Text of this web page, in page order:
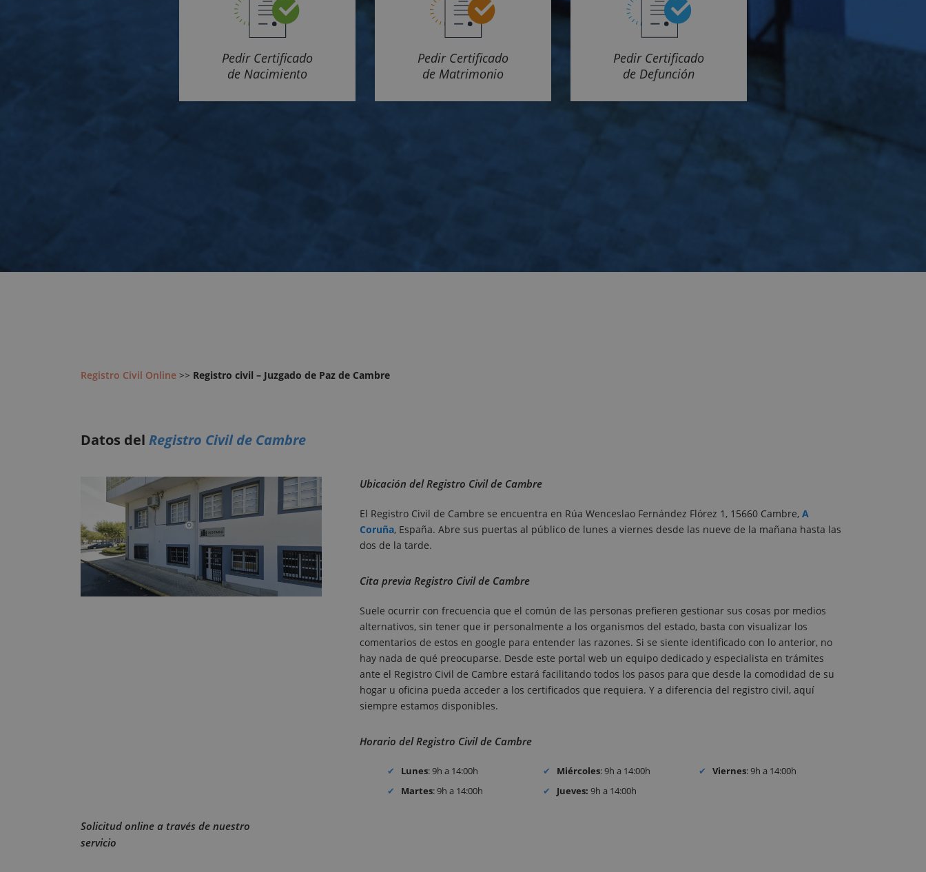
Pedir Certificado
de Nacimiento
Pedir Certificado
de Matrimonio
Pedir Certificado
de Defunción
Registro Civil Online >> Registro civil – Juzgado de Paz de Cambre
Datos del Registro Civil de Cambre
Ubicación del Registro Civil de Cambre
El Registro Civil de Cambre se encuentra en Rúa Wenceslao Fernández Flórez 1, 15660 Cambre, A
Coruña, España. Abre sus puertas al público de lunes a viernes desde las nueve de la mañana hasta las
dos de la tarde.
Cita previa Registro Civil de Cambre
Suele ocurrir con frecuencia que el común de las personas prefieren gestionar sus cosas por medios
alternativos, sin tener que ir personalmente a los organismos del estado, basta con visualizar los
comentarios de estos en google para entender las razones. Si se siente identificado con lo anterior, no
hay nada de qué preocuparse. Desde este portal web un equipo dedicado y especialista en trámites
ante el Registro Civil de Cambre estará facilitando todos los pasos para que desde la comodidad de su
hogar u oficina pueda acceder a los certificados que requiera. Y a diferencia del registro civil, aquí
siempre estamos disponibles.
Horario del Registro Civil de Cambre
Lunes: 9h a 14:00h
Martes: 9h a 14:00h
Miércoles: 9h a 14:00h
Jueves: 9h a 14:00h
Viernes: 9h a 14:00h
Solicitud online a través de nuestro
servicio